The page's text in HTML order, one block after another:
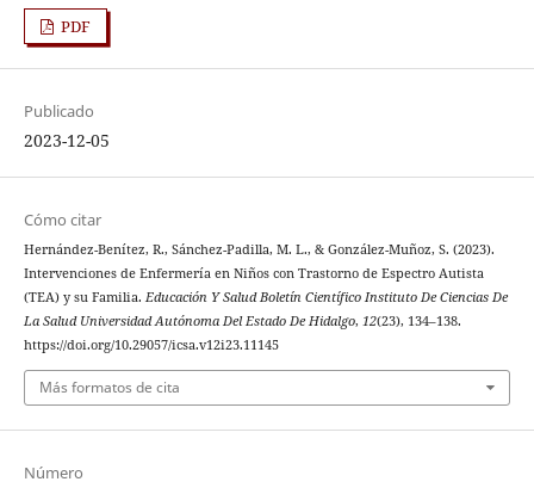
PDF
Publicado
2023-12-05
Cómo citar
Hernández-Benítez, R., Sánchez-Padilla, M. L., & González-Muñoz, S. (2023).
Intervenciones de Enfermería en Niños con Trastorno de Espectro Autista
(TEA) y su Familia. Educación Y Salud Boletín Científico Instituto De Ciencias De
La Salud Universidad Autónoma Del Estado De Hidalgo, 12(23), 134–138.
https://doi.org/10.29057/icsa.v12i23.11145
Más formatos de cita
Número